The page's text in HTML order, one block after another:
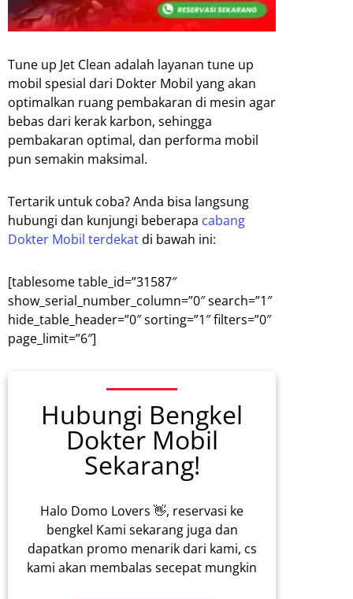
Tune up Jet Clean adalah layanan tune up
mobil spesial dari Dokter Mobil yang akan
optimalkan ruang pembakaran di mesin agar
bebas dari kerak karbon, sehingga
pembakaran optimal, dan performa mobil
pun semakin maksimal.
Tertarik untuk coba? Anda bisa langsung
hubungi dan kunjungi beberapa cabang
Dokter Mobil terdekatdi bawah ini:
[tablesome table_id=”31587″
show_serial_number_column=”0″ search=”1″
hide_table_header=”0″ sorting=”1″ filters=”0″
page_limit=”6″]
Hubungi Bengkel
Dokter Mobil
Sekarang!
Halo Domo Lovers 👋, reservasi ke
bengkel Kami sekarang juga dan
dapatkan promo menarik dari kami, cs
kami akan membalas secepat mungkin